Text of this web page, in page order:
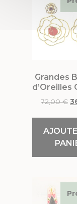
Grandes
d’Oreilles
72,00€